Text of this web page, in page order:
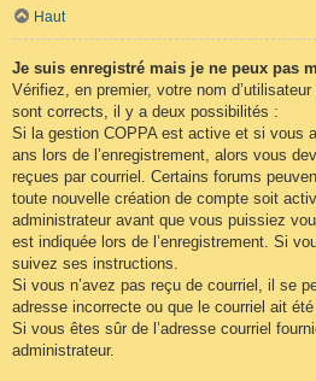
Haut
Je suis enregistré mais je ne peux pas
Vérifiez, en premier, votre nom
sont corrects, il y a deux possibilités :
Si la gestion COPPA est active et si vous
ans lors de l’enregistrement, alors vous
reçues par courriel. Certains forums
toute nouvelle création de compte soit
administrateur avant que vous puissiez
est indiquée lors de l’enregistrement. Si
suivez ses instructions.
Si vous n’avez pas reçu de courriel, il se
adresse incorrecte ou que le courriel ait
Si vous êtes sûr de l’adresse courriel
administrateur.